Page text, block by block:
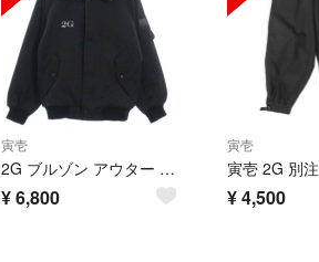
寅壱
2G ブルゾン アウター 寅壱
¥6,800
寅壱
寅壱 2G 別注
¥4,500